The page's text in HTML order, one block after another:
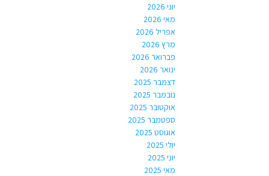
יוני 2026
מאי 2026
אפריל 2026
מרץ 2026
פברואר 2026
ינואר 2026
דצמבר 2025
נובמבר 2025
אוקטובר 2025
ספטמבר 2025
אוגוסט 2025
יולי 2025
יוני 2025
מאי 2025